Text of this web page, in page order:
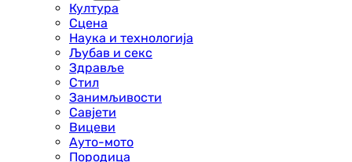
Култура
Сцена
Наука и технологија
Љубав и секс
Здравље
Стил
Занимљивости
Савјети
Вицеви
Ауто-мото
Породица